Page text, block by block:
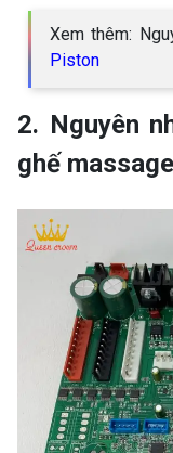
Xem thêm:
Piston
2. Nguyên
ghế